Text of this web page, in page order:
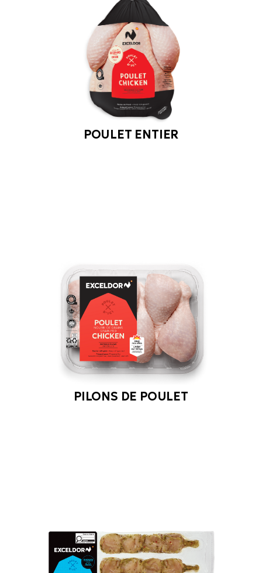
POULET ENTIER
PILONS DE POULET